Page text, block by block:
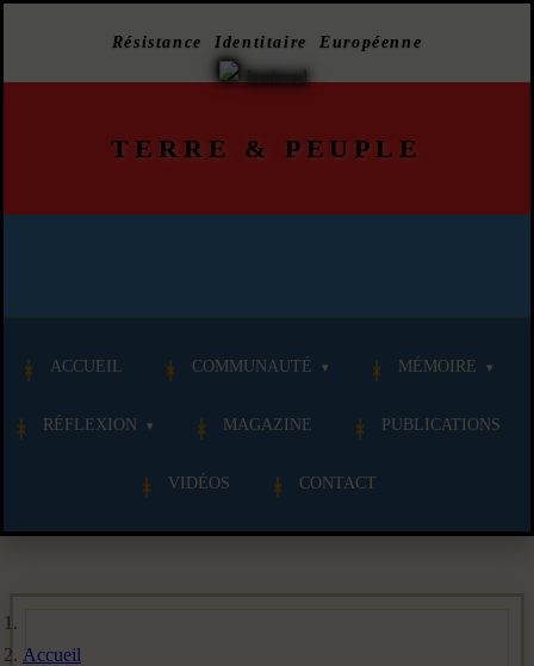
Résistance Identitaire Européenne
TERRE & PEUPLE
ACCUEIL COMMUNAUTÉ MÉMOIRE
RÉFLEXION MAGAZINE PUBLICATIONS
VIDÉOS CONTACT
Accueil